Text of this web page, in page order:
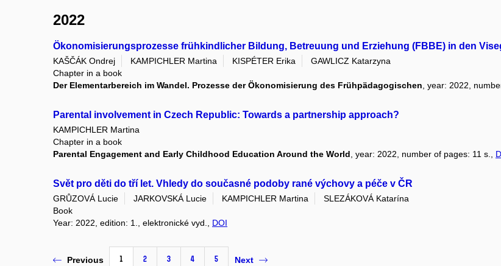
2022
Ökonomisierungsprozesse frühkindlicher Bildung, Betreuung und Erziehung (FBBE) in den
KAŠČÁK Ondrej KAMPICHLER Martina KISPÉTER Erika
GAWLICZ Katarzyna
Chapter in a book
Der Elementarbereich im Wandel. Prozesse der Ökonomisierung des Frühpädagogischen , year: 2022,
Parental involvement in Czech Republic: Towards a partnership approach?
KAMPICHLER Martina
Chapter in a book
Parental Engagement and Early Childhood Education Around the World , year: 2022, number of pages: 11 s.,
Svět pro děti do tří let. Vhledy do současné podoby rané výchovy a péče v ČR
GRŮZOVÁ Lucie JARKOVSKÁ Lucie KAMPICHLER Martina
SLEZÁKOVÁ Katarína
Book
Year: 2022, edition: 1., elektronické vyd., DOI
Previous 1 2 3 4 5 Next